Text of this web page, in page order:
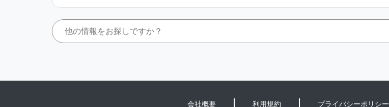
会社概要 利用規約 プライバシーポリシー